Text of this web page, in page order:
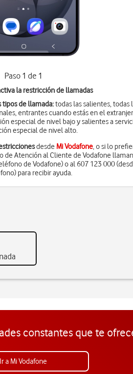
Paso 1 de 1
la restricción de llamadas
tipos de llamada:todas las salientes, todas
entrantes cuando estás en el
especial de nivel bajo y salientes a
especial de nivel alto.
desde Mi Vodafone, o si lo
de Atención al Cliente de Vodafone
de Vodafone) o al 607 123 000
para recibir ayuda.
constantes que te
Ir a Mi Vodafone